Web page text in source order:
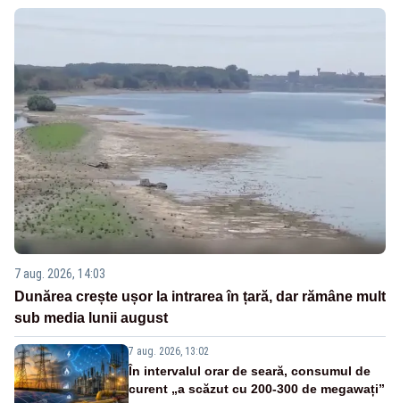
7 aug. 2026, 14:03
Dunărea crește ușor la intrarea în țară, dar rămâne mult
sub media lunii august
7 aug. 2026, 13:02
În intervalul orar de seară, consumul de
curent „a scăzut cu 200-300 de megawați”